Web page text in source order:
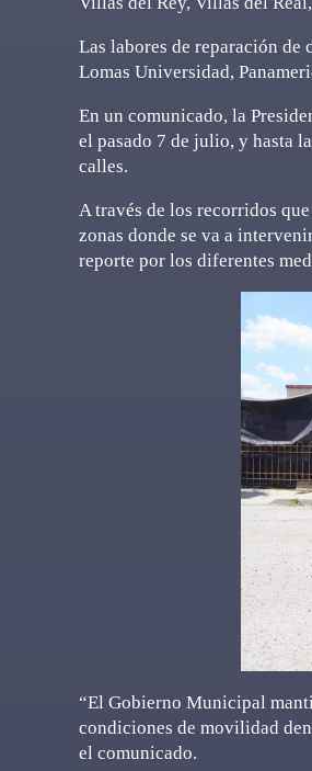
Las labores de reparación de
Lomas Universidad,
En un comunicado, la
el pasado 7 de julio, y hasta
calles.
A través de los recorridos
zonas donde se va a
reporte por los diferentes
“El Gobierno Municipal
condiciones de movilidad
el comunicado.